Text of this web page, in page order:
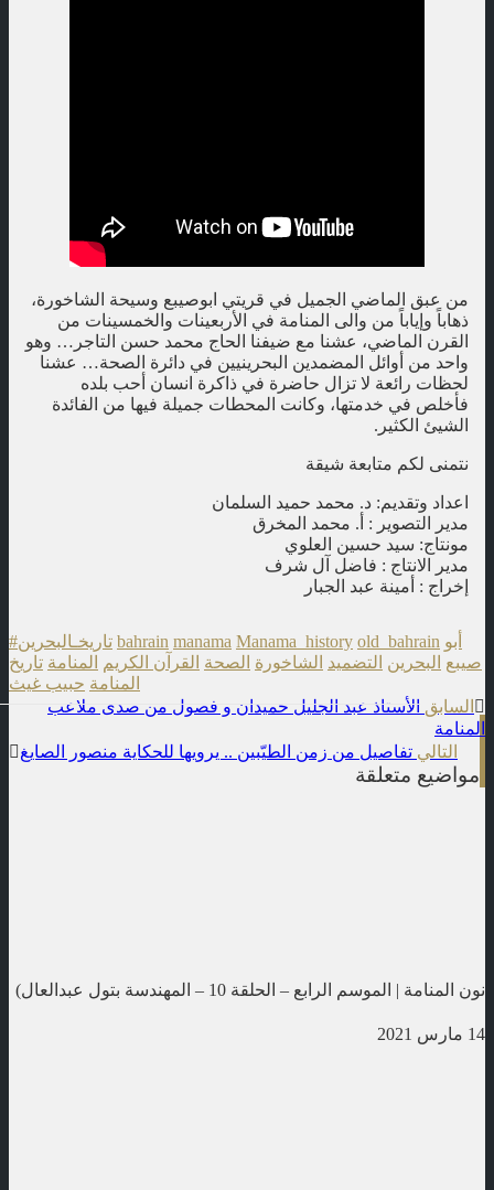
من عبق الماضي الجميل في قريتي ابوصيبع وسيحة الشاخورة،
ذهاباً وإياباً من والى المنامة في الأربعينات والخمسينات من
القرن الماضي، عشنا مع ضيفنا الحاج محمد حسن التاجر… وهو
واحد من أوائل المضمدين البحرينيين في دائرة الصحة… عشنا
لحظات رائعة لا تزال حاضرة في ذاكرة انسان أحب بلده
فأخلص في خدمتها، وكانت المحطات جميلة فيها من الفائدة
الشيئ الكثير.
نتمنى لكم متابعة شيقة
اعداد وتقديم: د. محمد حميد السلمان
مدير التصوير : أ. محمد المخرق
مونتاج: سيد حسين العلوي
مدير الانتاج : فاضل آل شرف
إخراج : أمينة عبد الجبار
#تاريخـالبحرين bahrain manama Manama_history old_bahrain أبو
صيبع البحرين التضميد الشاخورة الصحة القرآن الكريم المنامة تاريخ
المنامة حبيب غيث
السابق الأستاذ عبد الجليل حميدان و فصول من صدى ملاعب
المنامة
التالي تفاصيل من زمن الطيّبين .. يرويها للحكاية منصور الصايغ
مواضيع متعلقة
نون المنامة | الموسم الرابع – الحلقة 10 – المهندسة بتول عبدالعال)
14 مارس 2021